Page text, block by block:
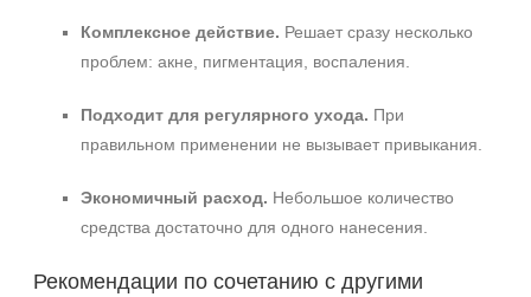
Комплексное действие. Решает сразу несколько
проблем: акне, пигментация, воспаления.
Подходит для регулярного ухода. При
правильном применении не вызывает привыкания.
Экономичный расход. Небольшое количество
средства достаточно для одного нанесения.
Рекомендации по сочетанию с другими